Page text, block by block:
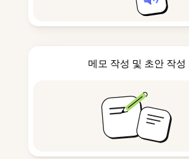
메모 작성 및 초안 작성